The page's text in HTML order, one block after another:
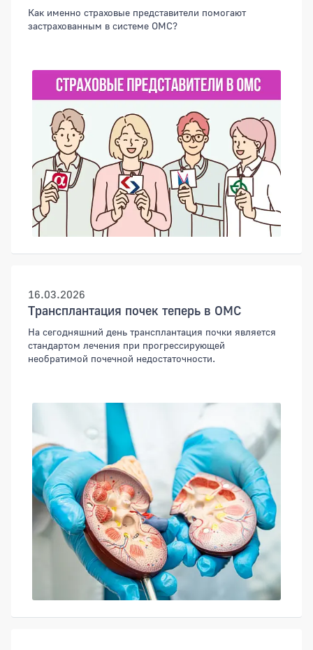
Как именно страховые представители помогают
застрахованным в системе ОМС?
16.03.2026
Трансплантация почек теперь в ОМС
На сегодняшний день трансплантация почки является
стандартом лечения при прогрессирующей
необратимой почечной недостаточности.